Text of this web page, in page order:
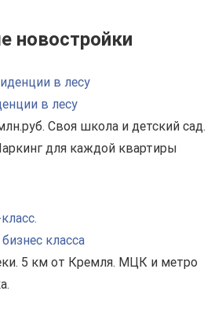
новостройки
в лесу
Своя школа и детский сад.
для каждой квартиры
класса
5 км от Кремля. МЦК и метро